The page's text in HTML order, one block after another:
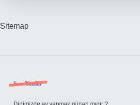
Sitemap
Sidebar
Son Yazılar